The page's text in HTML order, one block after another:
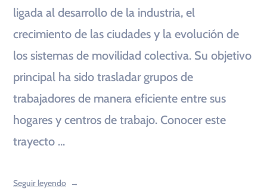
ligada al desarrollo de la industria, el
crecimiento de las ciudades y la evolución de
los sistemas de movilidad colectiva. Su objetivo
principal ha sido trasladar grupos de
trabajadores de manera eficiente entre sus
hogares y centros de trabajo. Conocer este
trayecto …
Seguir leyendo